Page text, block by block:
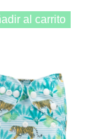
al carrito